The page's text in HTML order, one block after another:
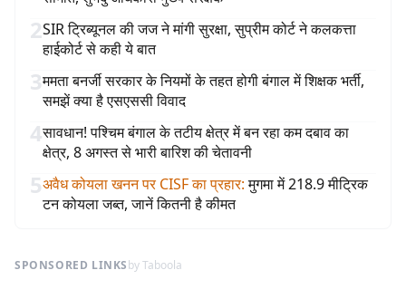
2SIR ट्रिब्यूनल की जज ने मांगी सुरक्षा, सुप्रीम कोर्ट ने कलकत्ता
हाईकोर्ट से कही ये बात
3ममता बनर्जी सरकार के नियमों के तहत होगी बंगाल में शिक्षक भर्ती,
समझें क्या है एसएससी विवाद
4सावधान! पश्चिम बंगाल के तटीय क्षेत्र में बन रहा कम दबाव का
क्षेत्र, 8 अगस्त से भारी बारिश की चेतावनी
5अवैध कोयला खनन पर CISF का प्रहार: मुगमा में 218.9 मीट्रिक
टन कोयला जब्त, जानें कितनी है कीमत
SPONSORED LINKSby Taboola